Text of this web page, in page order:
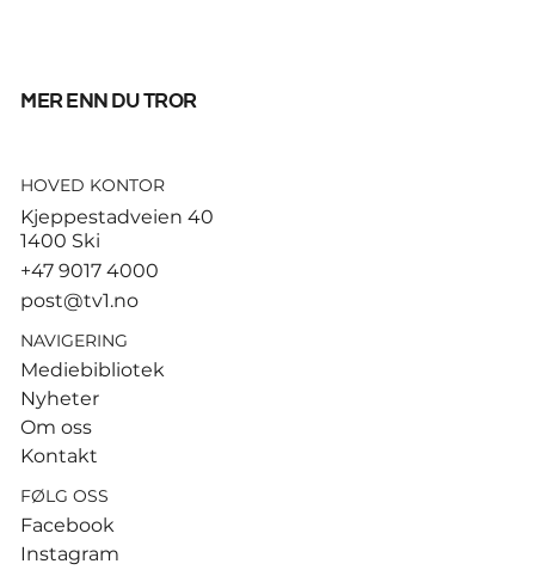
Tusenvis har dødd av varme i
dødsstatistikk
mer enn du tror
HOVED KONTOR
Kjeppestadveien 40
1400 Ski
+47 9017 4000
post@tv1.no
NAVIGERING
Mediebibliotek
Nyheter
Om oss
Kontakt
FØLG OSS
Facebook
Instagram